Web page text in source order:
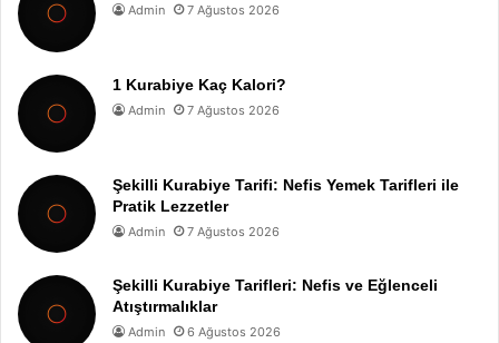
Admin 7 Ağustos 2026
1 Kurabiye Kaç Kalori?
Admin 7 Ağustos 2026
Şekilli Kurabiye Tarifi: Nefis Yemek Tarifleri ile
Pratik Lezzetler
Admin 7 Ağustos 2026
Şekilli Kurabiye Tarifleri: Nefis ve Eğlenceli
Atıştırmalıklar
Admin 6 Ağustos 2026